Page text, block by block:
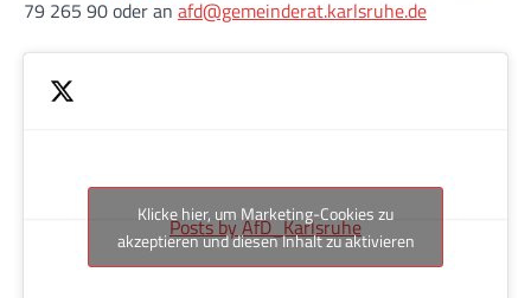
79 265 90 oder an afd@gemeinderat.karlsruhe.de
Posts by AfD_Karlsruhe
Klicke hier, um Marketing-Cookies zu
akzeptieren und diesen Inhalt zu aktivieren